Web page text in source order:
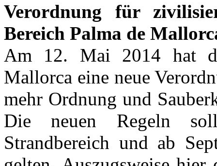
Verordnung für
Bereich Palma de
Am 12. Mai 2014 hat
Mallorca eine neue
mehr Ordnung und
Die neuen Regeln
Strandbereich und ab